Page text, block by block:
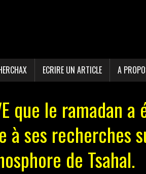
ECRIRE UN ARTICLE A
que le ramadan a
ses recherches
de Tsahal.